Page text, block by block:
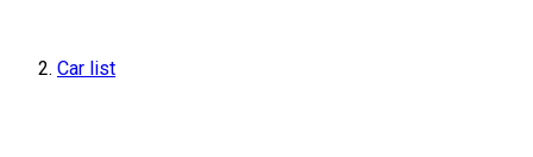
Car list